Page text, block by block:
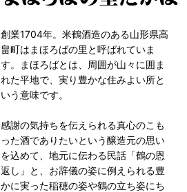
創業1704年。米鶴酒造のある山形県高
畠町はまほろばの里と呼ばれていま
す。まほろばとは、周囲が山々に囲ま
れた平地で、実り豊かな住みよい所と
いう意味です。
感謝の気持ちを伝えられる真心のこも
った酒でありたいという醸造元の思い
を込めて、地元に伝わる民話「鶴の恩
返し」と、お辞儀の姿に例えられる豊
かに実った稲穂の姿や鶴の立ち姿にち